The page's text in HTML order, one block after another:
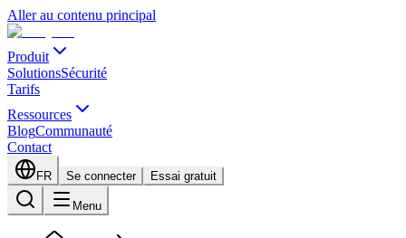
Aller au contenu principal
Produit
SolutionsSécurité
Tarifs
Ressources
BlogCommunauté
Contact
FR Se connecter Essai gratuit
Menu